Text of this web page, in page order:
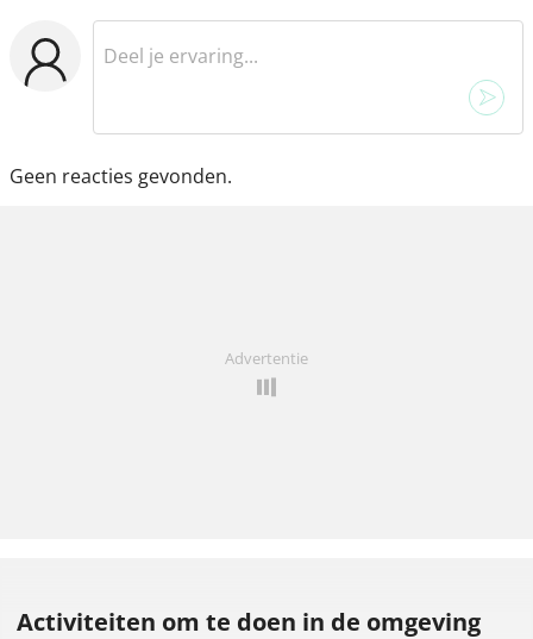
Geen reacties gevonden.
Advertentie
Activiteiten om te doen in de omgeving